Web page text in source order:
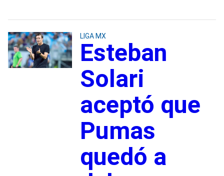
LIGA MX
Esteban
Solari
aceptó que
Pumas
quedó a